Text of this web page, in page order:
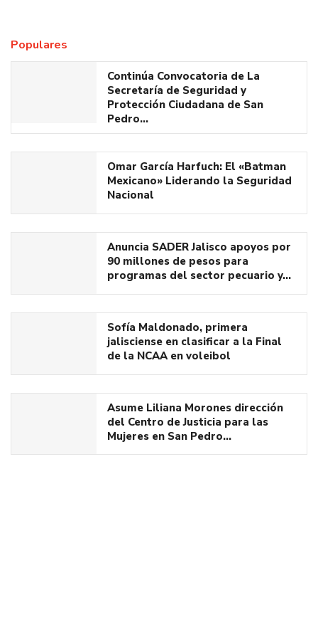
Populares
Continúa Convocatoria de La
Secretaría de Seguridad y
Protección Ciudadana de San
Pedro…
Omar García Harfuch: El «Batman
Mexicano» Liderando la Seguridad
Nacional
Anuncia SADER Jalisco apoyos por
90 millones de pesos para
programas del sector pecuario y…
Sofía Maldonado, primera
jalisciense en clasificar a la Final
de la NCAA en voleibol
Asume Liliana Morones dirección
del Centro de Justicia para las
Mujeres en San Pedro…